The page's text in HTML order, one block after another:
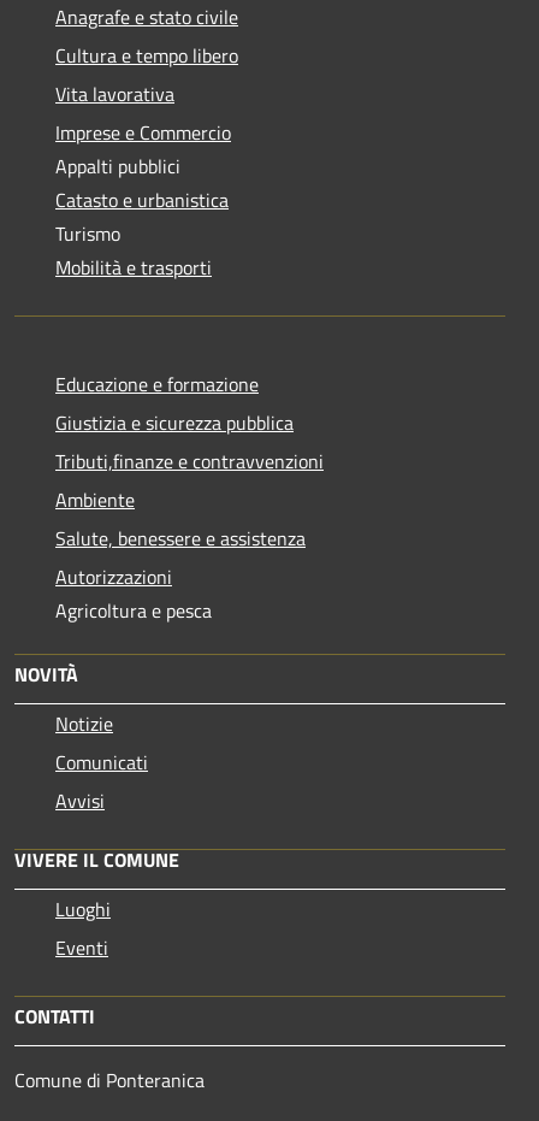
Anagrafe e stato civile
Cultura e tempo libero
Vita lavorativa
Imprese e Commercio
Appalti pubblici
Catasto e urbanistica
Turismo
Mobilità e trasporti
Educazione e formazione
Giustizia e sicurezza pubblica
Tributi,finanze e contravvenzioni
Ambiente
Salute, benessere e assistenza
Autorizzazioni
Agricoltura e pesca
NOVITÀ
Notizie
Comunicati
Avvisi
VIVERE IL COMUNE
Luoghi
Eventi
CONTATTI
Comune di Ponteranica